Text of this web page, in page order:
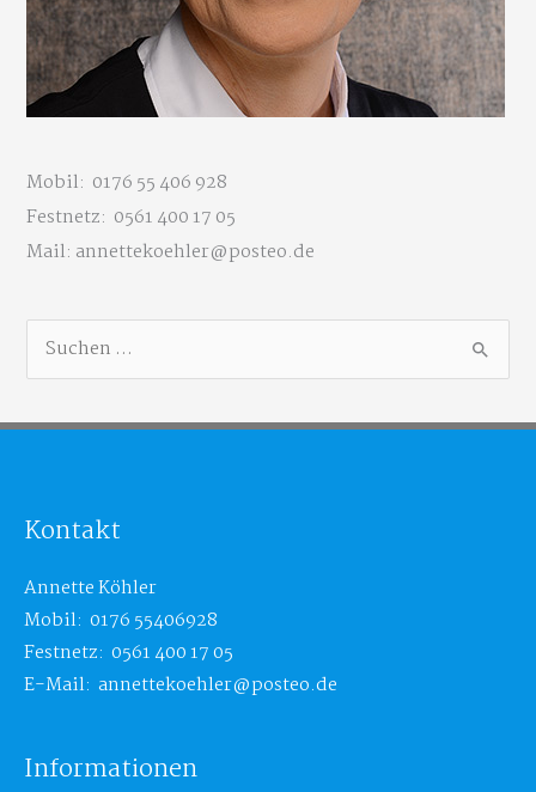
Mobil: 0176 55 406 928
Festnetz: 0561 400 17 05
Mail: annettekoehler@posteo.de
h
n
a
c
h
:
Kontakt
Annette Köhler
Mobil: 0176 55406928
Festnetz: 0561 400 17 05
E-Mail: annettekoehler@posteo.de
Informationen